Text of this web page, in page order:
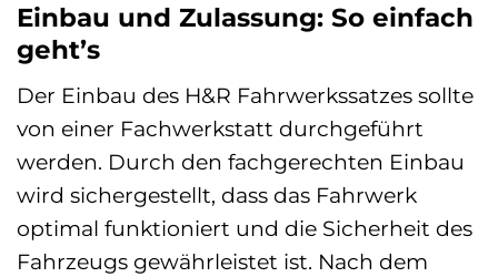
Einbau und Zulassung: So einfach
geht’s
Der Einbau des H&R Fahrwerkssatzes sollte
von einer Fachwerkstatt durchgeführt
werden. Durch den fachgerechten Einbau
wird sichergestellt, dass das Fahrwerk
optimal funktioniert und die Sicherheit des
Fahrzeugs gewährleistet ist. Nach dem